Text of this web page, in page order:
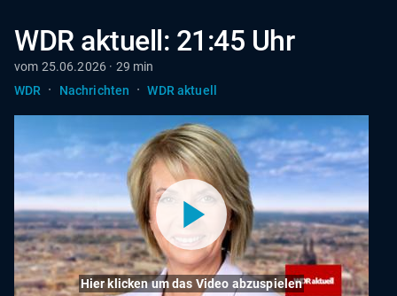
WDR aktuell: 21:45 Uhr
vom 25.06.2026 · 29 min
WDR
· Nachrichten · WDR aktuell
Hier klicken um das Video abzuspielen